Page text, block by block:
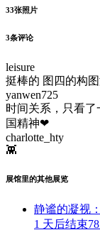
33张照片
3条评论
leisure
挺棒的 图四的构
yanwen725
时间关系，只看
国精神❤
charlotte_hty
👾
展馆里的其他展览
静谧的凝视
1 天后结束